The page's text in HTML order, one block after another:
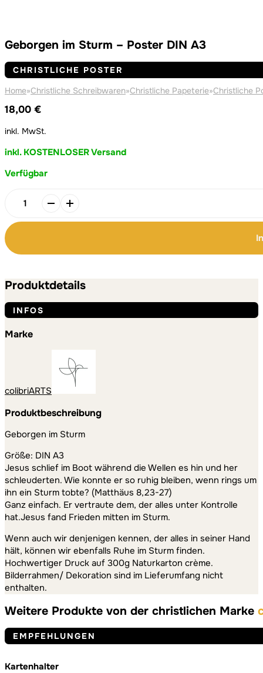
Geborgen im Sturm – Poster DIN A3
CHRISTLICHE POSTER
Home»Christliche Schreibwaren»Christliche Papeterie»Christliche
18,00 €
inkl. MwSt.
inkl. KOSTENLOSER Versand
Verfügbar
Geborgen
im
–
Poster
A3
Produktdetails
INFOS
Marke
colibriARTS
Produktbeschreibung
Geborgen im Sturm
Größe: DIN A3
Jesus schlief im Boot während die Wellen es hin und her
schleuderten. Wie konnte er so ruhig bleiben, wenn rings um
ihn ein Sturm tobte? (Matthäus 8,23-27)
Ganz einfach. Er vertraute dem, der alles unter Kontrolle
hat.Jesus fand Frieden mitten im Sturm.
Wenn auch wir denjenigen kennen, der alles in seiner Hand
hält, können wir ebenfalls Ruhe im Sturm finden.
Hochwertiger Druck auf 300g Naturkarton crème.
Bilderrahmen/ Dekoration sind im Lieferumfang nicht
enthalten.
Weitere Produkte von der christlichen Marke
EMPFEHLUNGEN
Kartenhalter